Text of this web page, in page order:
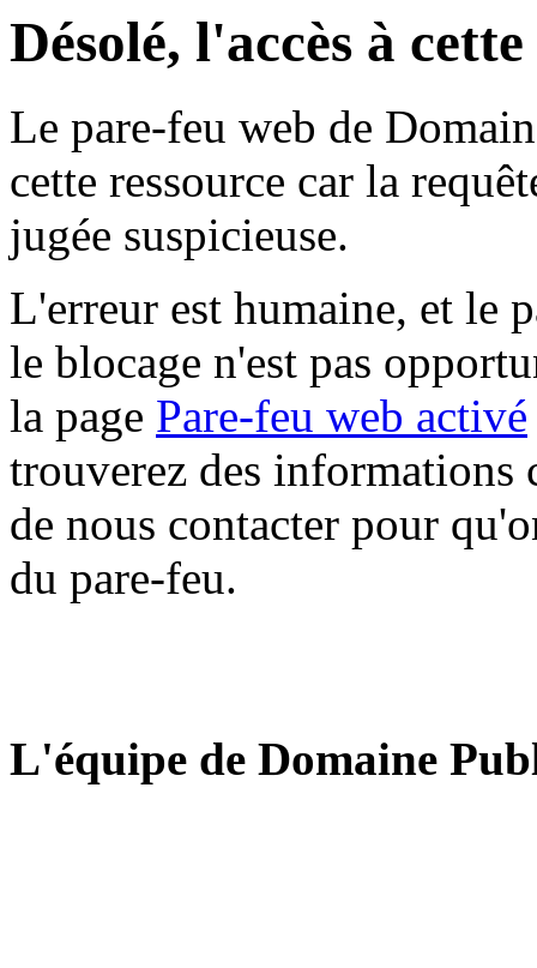
Désolé, l'accès à
Le pare-feu web de
cette ressource car la
jugée suspicieuse.
L'erreur est humaine, et le
le blocage n'est pas
la page Pare-feu web activé
trouverez des informations
de nous contacter pour
du pare-feu.
L'équipe de Domaine